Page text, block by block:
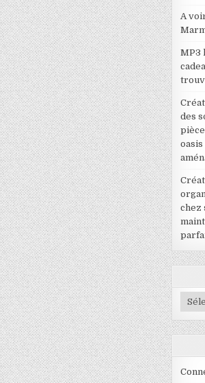
A
MP3
des
chez